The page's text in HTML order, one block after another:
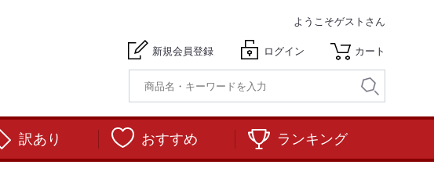
ようこそゲストさん
新規会員登録 ログイン カート
訳あり おすすめ ランキング